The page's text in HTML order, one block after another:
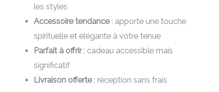
les styles
Accessoire tendance: apporte une touche
spirituelle et élégante à votre tenue
Parfait à offrir: cadeau accessible mais
significatif
Livraison offerte: réception sans frais